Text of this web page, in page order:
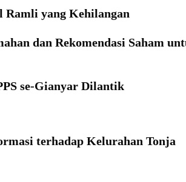
Ramli yang Kehilangan
dan Rekomendasi Saham
se-Gianyar Dilantik
terhadap Kelurahan Tonja